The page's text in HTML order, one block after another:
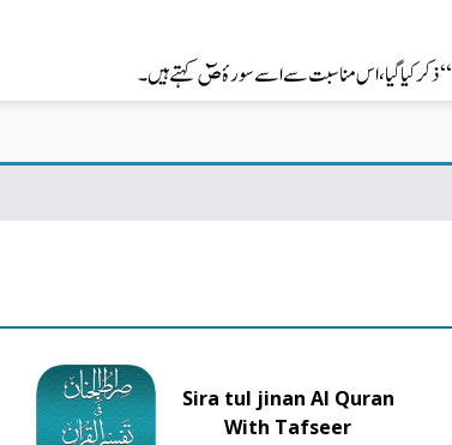
‘‘ذکر کیا گیا ، اس مناسبت سے اسے سورۂصٓکہتے ہیں۔
Sira tul jinan Al Quran
With Tafseer